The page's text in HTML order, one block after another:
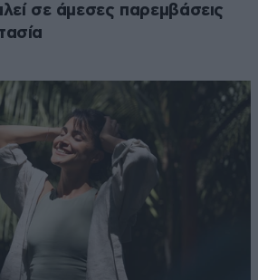
σε άμεσες παρεμβάσεις